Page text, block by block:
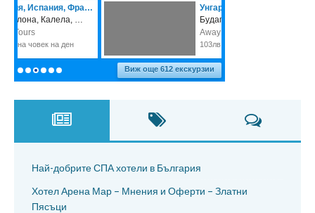
Най-добрите СПА хотели в България
Хотел Арена Мар – Мнения и Оферти – Златни
Пясъци